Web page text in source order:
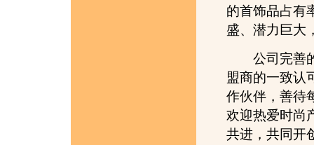
的首饰品占有
盛、潜力巨大
公司完善的
盟商的一致认
作伙伴，善待
欢迎热爱时尚
共进，共同开